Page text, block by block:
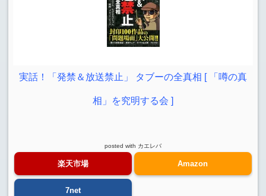
実話！「発禁＆放送禁止」 タブーの全真相 [ 「噂の真
相」を究明する会 ]
posted with カエレバ
楽天市場 Amazon
7net